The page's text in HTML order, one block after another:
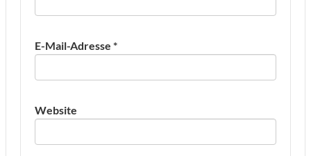
E-Mail-Adresse *
Website